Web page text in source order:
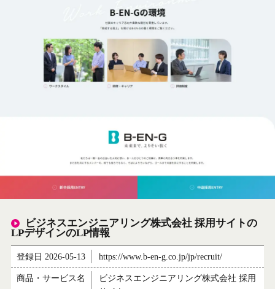
ビジネスエンジニアリング株式会社 採用サイトの
LPデザインのLP情報
登録日 2026-05-13 https://www.b-en-g.co.jp/jp/recruit/
商品・サービス名
ビジネスエンジニアリング株式会社 採用